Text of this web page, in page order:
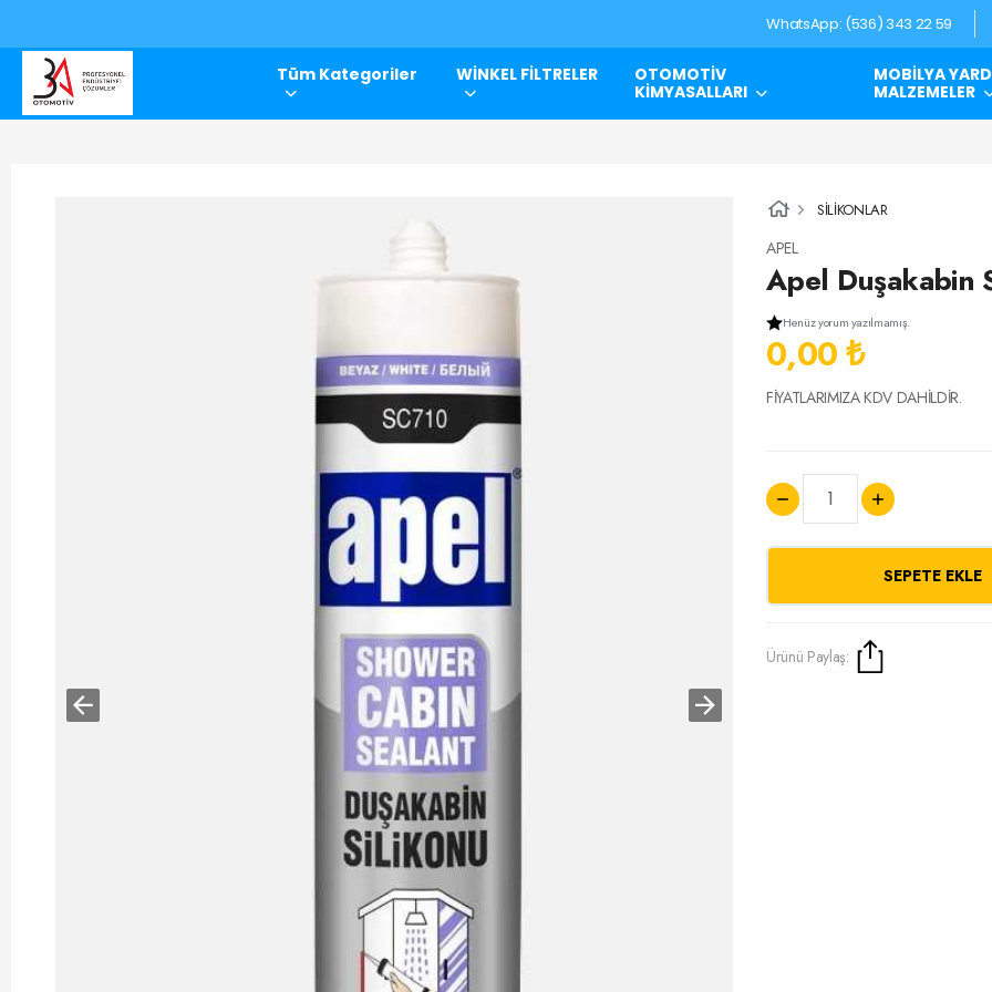
WhatsApp: (536) 343 22 59
Tüm Kategoriler WİNKEL FİLTRELER
OTOMOTİV
KİMYASALLARI
MOBİLYA
MALZEMELER
SİLİKONLAR
APEL
Apel Duşakabin
Henüz yorum yazılmamış.
0,00 ₺
FİYATLARIMIZA KDV DAHİLDİR.
SEPETE EKLE
Ürünü Paylaş: